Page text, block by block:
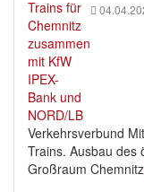
Verkehrsverbund
Trains. Ausbau des
Großraum